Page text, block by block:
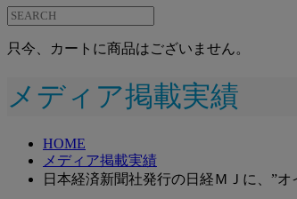
只今、カートに商品はございません。
メディア掲載実績
HOME
メディア掲載実績
日本経済新聞社発行の日経ＭＪに、”